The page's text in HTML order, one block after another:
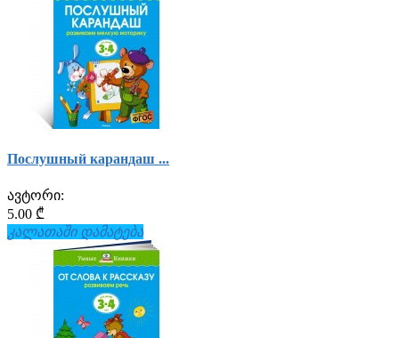
Послушный карандаш ...
ავტორი:
5.00 ₾
კალათაში დამატება